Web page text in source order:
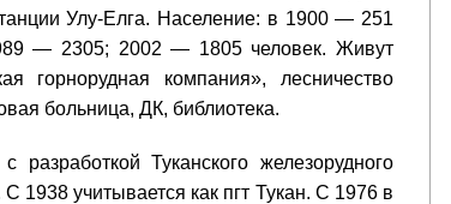
Улу-Елга. Население: в 1900 — 251
— 2305; 2002 — 1805 человек. Живут
компания», лесничество
больница, ДК, библиотека.
разработкой Туканского железорудного
1938 учитывается как пгт Тукан. С 1976 в